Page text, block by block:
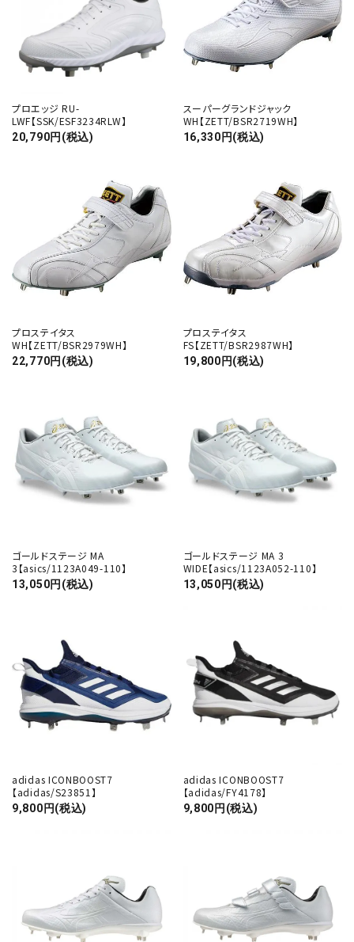
プロエッジ RU-
LWF【SSK/ESF3234RLW】
20,790円(税込)
スーパーグランドジャック
WH【ZETT/BSR2719WH】
16,330円(税込)
プロステイタス
WH【ZETT/BSR2979WH】
22,770円(税込)
プロステイタス
FS【ZETT/BSR2987WH】
19,800円(税込)
ゴールドステージ MA
3【asics/1123A049-110】
13,050円(税込)
ゴールドステージ MA 3
WIDE【asics/1123A052-110】
13,050円(税込)
adidas ICONBOOST7
【adidas/S23851】
9,800円(税込)
adidas ICONBOOST7
【adidas/FY4178】
9,800円(税込)
キーワード